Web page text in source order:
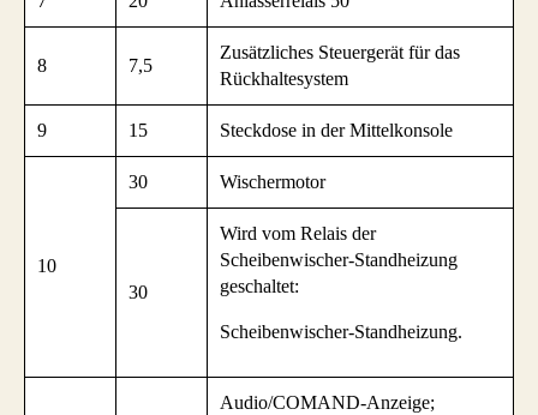
8 7,5
Zusätzliches Steuergerät für das
Rückhaltesystem
9 15 Steckdose in der Mittelkonsole
10
30 Wischermotor
30
Wird vom Relais der
Scheibenwischer-Standheizung
geschaltet:
Scheibenwischer-Standheizung.
Audio/COMAND-Anzeige;